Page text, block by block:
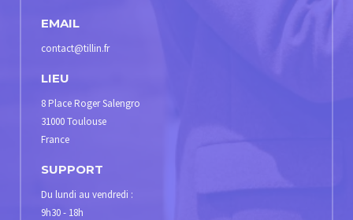
EMAIL
contact@tillin.fr
LIEU
8 Place Roger Salengro
31000 Toulouse
France
SUPPORT
Du lundi au vendredi :
9h30 - 18h